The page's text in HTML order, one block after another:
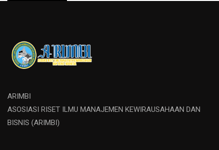
ARIMBI
ASOSIASI RISET ILMU MANAJEMEN KEWIRAUSAHAAN DAN
BISNIS (ARIMBI)